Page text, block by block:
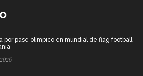
por pase olímpico en mundial de flag football